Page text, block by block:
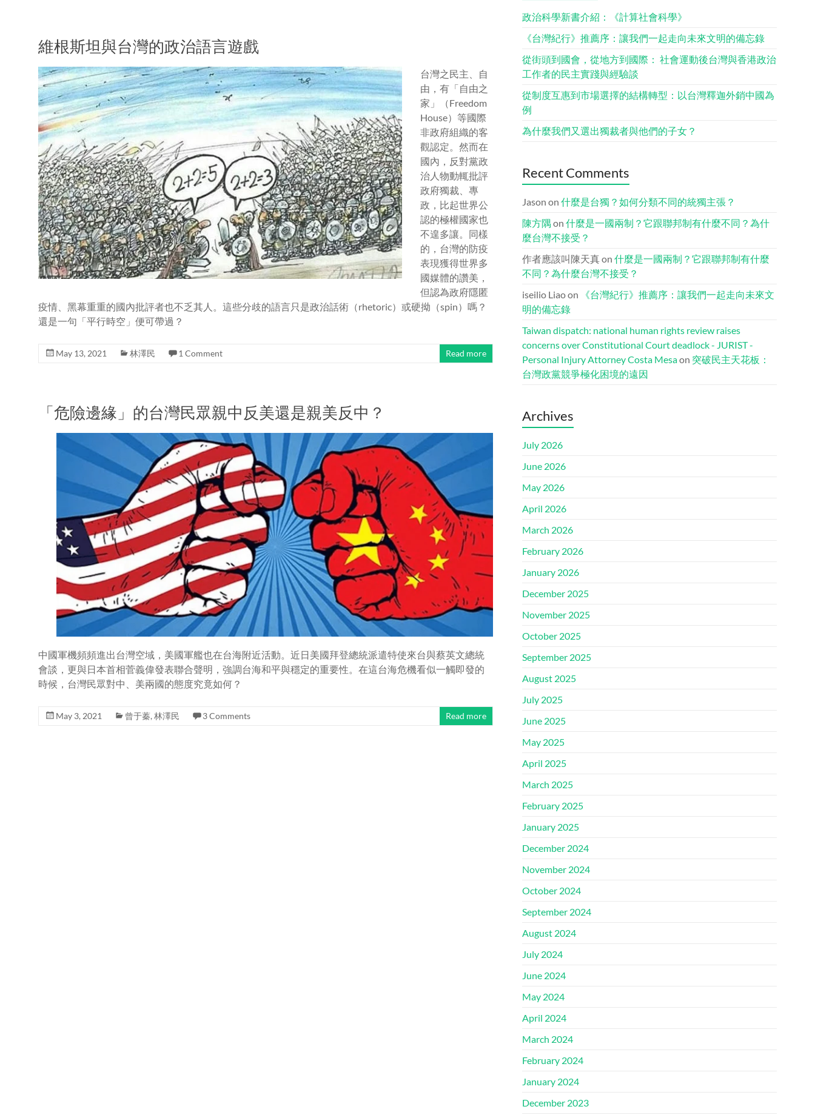
維根斯坦與台灣的政治語言遊戲
台灣之民主、自
由，有「自由之
家」（Freedom
House）等國際
非政府組織的客
觀認定。然而在
國內，反對黨政
治人物動輒批評
政府獨裁、專
政，比起世界公
認的極權國家也
不遑多讓。同樣
的，台灣的防疫
表現獲得世界多
國媒體的讚美，
但認為政府隱匿
疫情、黑幕重重的國內批評者也不乏其人。這些分歧的語言只是政治話術（rhetoric）或硬拗（spin）嗎？
還是一句「平行時空」便可帶過？
May 13, 2021 林澤民 1 Comment Read more
「危險邊緣」的台灣民眾親中反美還是親美反中？
中國軍機頻頻進出台灣空域，美國軍艦也在台海附近活動。近日美國拜登總統派遣特使來台與蔡英文總統
會談，更與日本首相菅義偉發表聯合聲明，強調台海和平與穩定的重要性。在這台海危機看似一觸即發的
時候，台灣民眾對中、美兩國的態度究竟如何？
May 3, 2021 曾于蓁,林澤民 3 Comments Read more
政治科學新書介紹：《計算社會科學》
《台灣紀行》推薦序：讓我們一起走向未來文明的備忘錄
從街頭到國會，從地方到國際： 社會運動後台灣與香港政治
工作者的民主實踐與經驗談
從制度互惠到市場選擇的結構轉型：以台灣釋迦外銷中國為
例
為什麼我們又選出獨裁者與他們的子女？
Recent Comments
Jason on 什麼是台獨？如何分類不同的統獨主張？
陳方隅 on 什麼是一國兩制？它跟聯邦制有什麼不同？為什
麼台灣不接受？
作者應該叫陳天真on 什麼是一國兩制？它跟聯邦制有什麼
不同？為什麼台灣不接受？
iseilio Liaoon
《台灣紀行》推薦序：讓我們一起走向未來文
明的備忘錄
Taiwan dispatch: national human rights review raises
concerns over Constitutional Court deadlock - JURIST -
Personal Injury Attorney Costa Mesaon 突破民主天花板：
台灣政黨競爭極化困境的遠因
Archives
July 2026
June 2026
May 2026
April 2026
March 2026
February 2026
January 2026
December 2025
November 2025
October 2025
September 2025
August 2025
July 2025
June 2025
May 2025
April 2025
March 2025
February 2025
January 2025
December 2024
November 2024
October 2024
September 2024
August 2024
July 2024
June 2024
May 2024
April 2024
March 2024
February 2024
January 2024
December 2023